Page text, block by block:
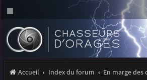
Accueil Index du forum En marge des